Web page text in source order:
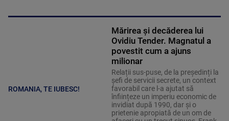
ROMANIA, TE IUBESC!
Mărirea și decăderea lui
Ovidiu Tender. Magnatul a
povestit cum a ajuns
milionar
Relații sus-puse, de la președinți la
șefi de servicii secrete, un context
favorabil care l-a ajutat să
înființeze un imperiu economic de
invidiat după 1990, dar și o
prietenie apropiată de un om de